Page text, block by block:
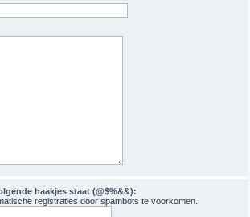
haakjes staat (@$%&&):
registraties door spambots te voorkomen.